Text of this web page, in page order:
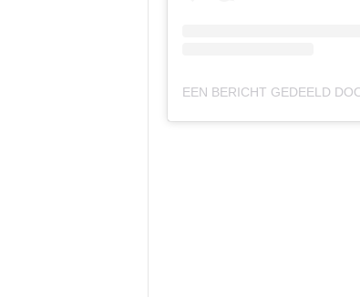
EEN BERICHT GEDEELD